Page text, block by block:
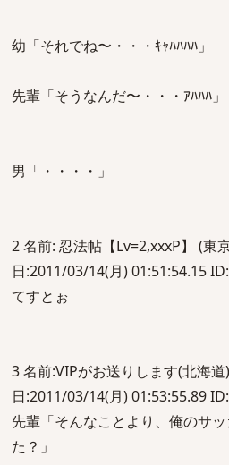
幼「それでね〜・・・ｷｬﾊﾊﾊﾊ」
先輩「そうなんだ〜・・・ｱﾊﾊﾊ」
男「・・・・」
2 名前: 忍法帖【Lv=2,xxxP】 (東
日:2011/03/14(月) 01:51:54.15
てすとぉ
3 名前:VIPがお送りします(北海
日:2011/03/14(月) 01:53:55.89
先輩「そんなことより、俺のサ
た？」